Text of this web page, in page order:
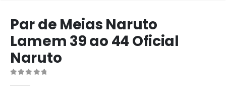
Par de Meias Naruto
Lamem 39 ao 44 Oficial
Naruto